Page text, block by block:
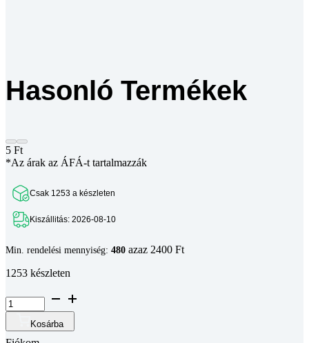
Hasonló Termékek
5 Ft
*Az árak az ÁFÁ-t tartalmazzák
Csak 1253 a készleten
Kiszállitás: 2026-08-10
Min. rendelési mennyiség: 480 azaz 2400 Ft
1253 készleten
Lapos
alátét
125A
Kosárba